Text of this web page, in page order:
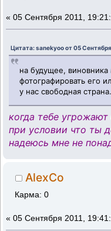
« 05 Сентября 2011,
Цитата: sanekyoo от 05
на будущее,
фотографировать его
у нас свободная
когда тебе
при условии что ты
надеюсь мне не
AlexCo
Карма: 0
« 05 Сентября 2011,